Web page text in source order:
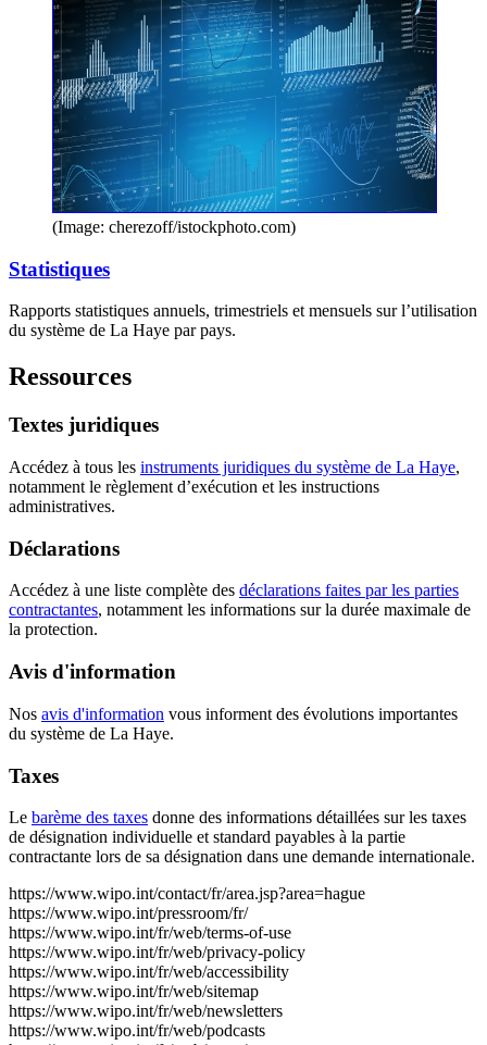
(Image: cherezoff/istockphoto.com)
Statistiques
Rapports statistiques annuels, trimestriels et mensuels sur l’utilisation
du système de La Haye par pays.
Ressources
Textes juridiques
Accédez à tous les instruments juridiques du système de La Haye,
notamment le règlement d’exécution et les instructions
administratives.
Déclarations
Accédez à une liste complète des déclarations faites par les parties
contractantes, notamment les informations sur la durée maximale de
la protection.
Avis d'information
Nos avis d'information vous informent des évolutions importantes
du système de La Haye.
Taxes
Le barème des taxes donne des informations détaillées sur les taxes
de désignation individuelle et standard payables à la partie
contractante lors de sa désignation dans une demande internationale.
https://www.wipo.int/contact/fr/area.jsp?area=hague
https://www.wipo.int/pressroom/fr/
https://www.wipo.int/fr/web/terms-of-use
https://www.wipo.int/fr/web/privacy-policy
https://www.wipo.int/fr/web/accessibility
https://www.wipo.int/fr/web/sitemap
https://www.wipo.int/fr/web/newsletters
https://www.wipo.int/fr/web/podcasts